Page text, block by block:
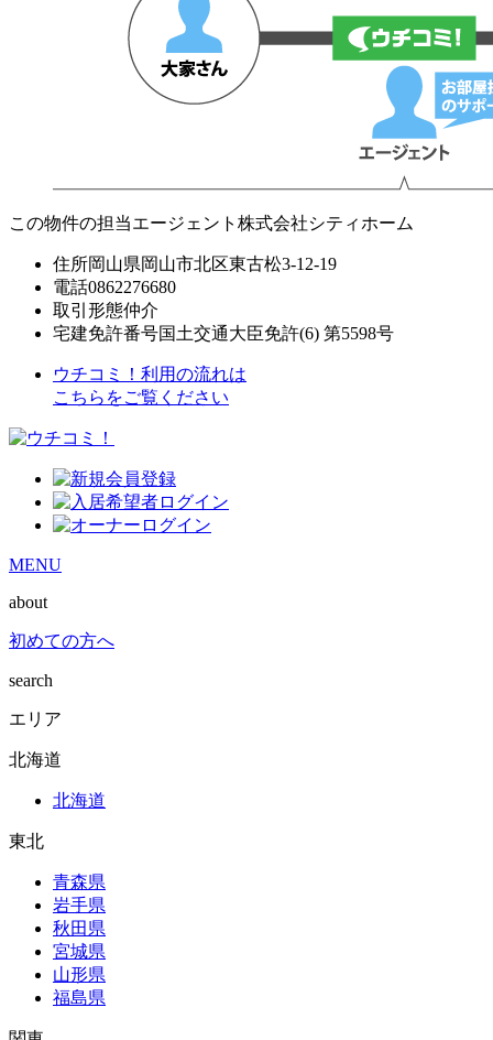
この物件の担当エージェント 株式会社シティホーム
住所岡山県岡山市北区東古松3-12-19
電話0862276680
取引形態仲介
宅建免許番号国土交通大臣免許(6) 第5598号
ウチコミ！利用の流れは
こちらをご覧ください
MENU
about
初めての方へ
search
エリア
北海道
北海道
東北
青森県
岩手県
秋田県
宮城県
山形県
福島県